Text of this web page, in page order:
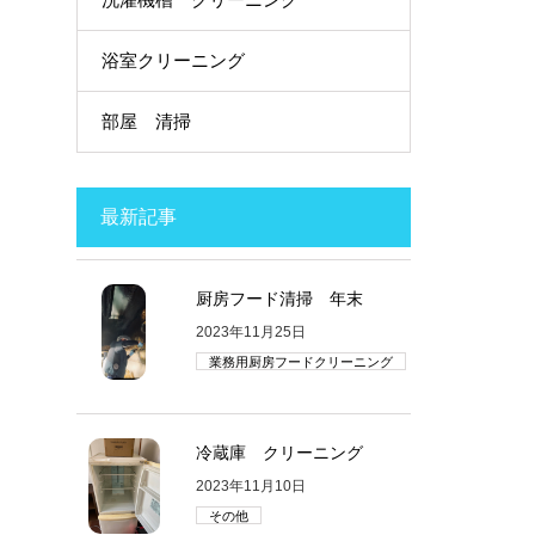
浴室クリーニング
部屋 清掃
最新記事
厨房フード清掃 年末
2023年11月25日
業務用厨房フードクリーニング
冷蔵庫 クリーニング
2023年11月10日
その他